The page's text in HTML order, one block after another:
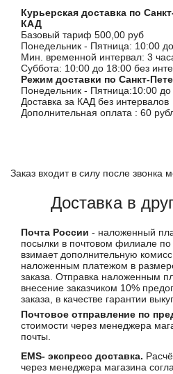
Курьерская доставка по
КАД
Базовый тариф 500,00 руб
Понедельник - Пятница: 10:00
Мин. временной интервал: 3
Суббота: 10:00 до 18:00 без
Режим доставки по Санкт-
Понедельник - Пятница:10:00
Доставка за КАД без интервалов
Дополнительная оплата : 60
Заказ входит в силу после
Доставка в
Почта России - наложенный
посылки в почтовом филиале по
взимает дополнительную
наложенным платежом в
заказа. Отправка наложенным
внесение заказчиком 10%
заказа, в качестве гарантии
Почтовое отправление по
стоимости через менеджера
почты.
EMS- экспресс доставка.
через менеджера магазина